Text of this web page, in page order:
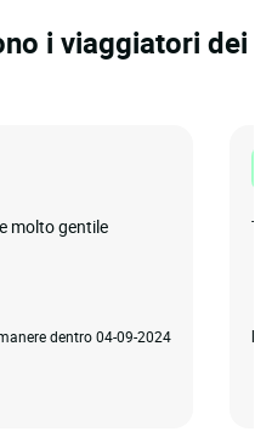
i viaggiatori dei
molto gentile
dentro 04-09-2024